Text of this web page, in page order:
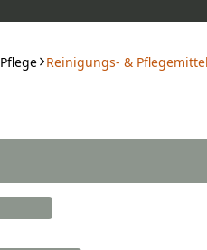
Reinigungs- & Pflegemittel